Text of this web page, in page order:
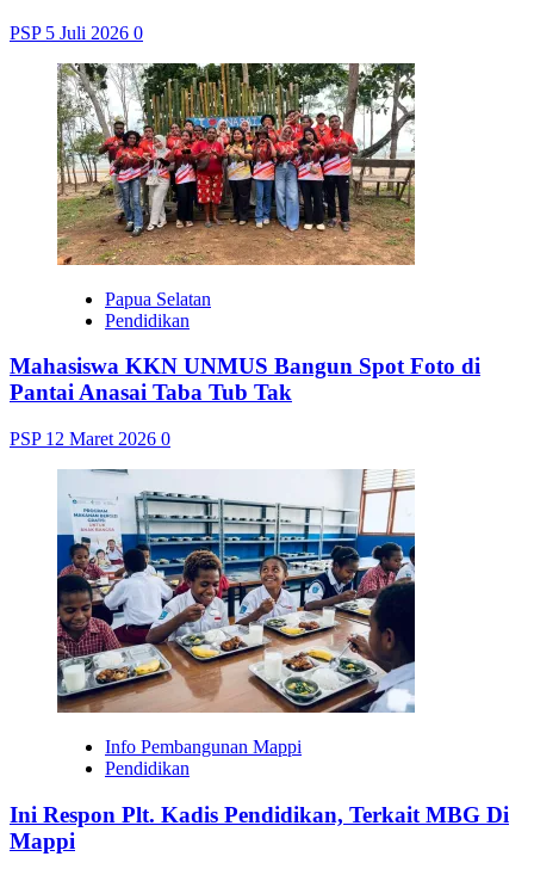
PSP 5 Juli 2026 0
Papua Selatan
Pendidikan
Mahasiswa KKN UNMUS Bangun Spot Foto di
Pantai Anasai Taba Tub Tak
PSP 12 Maret 2026 0
Info Pembangunan Mappi
Pendidikan
Ini Respon Plt. Kadis Pendidikan, Terkait MBG Di
Mappi